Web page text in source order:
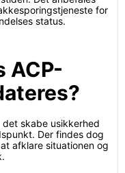
for
status.
ACP-
skabe usikkerhed
Der findes dog
afklare situationen og